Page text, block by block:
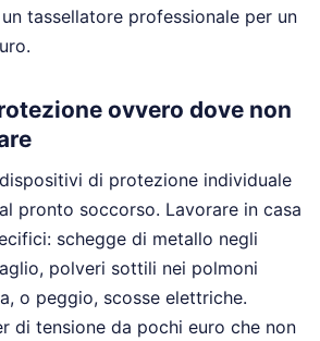
tassellatore professionale per un
ovvero dove non
di protezione individuale
pronto soccorso. Lavorare in casa
schegge di metallo negli
polveri sottili nei polmoni
o peggio, scosse elettriche.
di tensione da pochi euro che non